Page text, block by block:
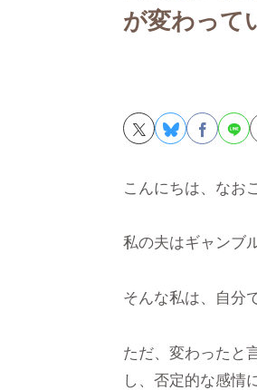
が変わって
こんにちは、なお
私の夫はギャンブ
そんな私は、自分
ただ、変わったと
し、否定的な感情